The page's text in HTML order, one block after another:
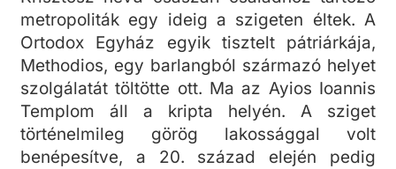
metropoliták egy ideig a szigeten éltek. A
Ortodox Egyház egyik tisztelt pátriárkája,
Methodios, egy barlangból származó helyet
szolgálatát töltötte ott. Ma az Ayios Ioannis
Templom áll a kripta helyén. A sziget
történelmileg görög lakossággal volt
benépesítve, a 20. század elején pedig